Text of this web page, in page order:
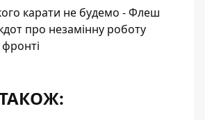
карати не будемо - Флеш
про незамінну роботу
фронті